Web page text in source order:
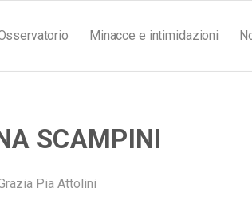
Minacce e intimidazioni
SCAMPINI
Pia Attolini